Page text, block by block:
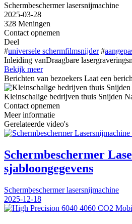
Schermbeschermer lasersnijmachine
2025-03-28
328 Meningen
Contact opnemen
Deel
#universele schermfilmsnijder #
Inleiding vanDraagbare
Bekijk meer
Berichten van bezoekers Laat een
Kleinschalige bedrijven thuis Snijden
Contact opnemen
Meer informatie
Gerelateerde video's
Schermbeschermer
sjabloongegevens
Schermbeschermer lasersnijmachine
2025-12-18